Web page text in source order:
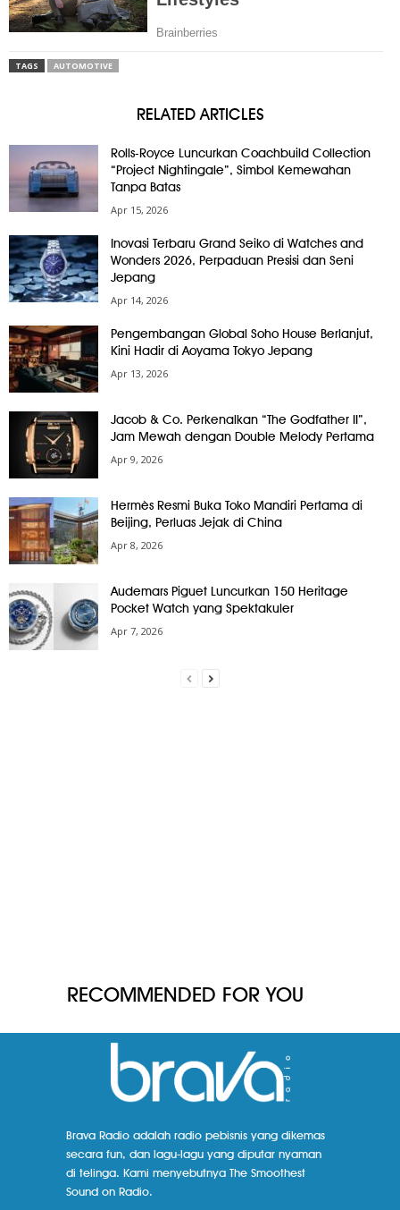
TAGS AUTOMOTIVE
RELATED ARTICLES
Rolls-Royce Luncurkan Coachbuild Collection
“Project Nightingale”, Simbol Kemewahan
Tanpa Batas
Apr 15, 2026
Inovasi Terbaru Grand Seiko di Watches and
Wonders 2026, Perpaduan Presisi dan Seni
Jepang
Apr 14, 2026
Pengembangan Global Soho House Berlanjut,
Kini Hadir di Aoyama Tokyo Jepang
Apr 13, 2026
Jacob & Co. Perkenalkan “The Godfather II”,
Jam Mewah dengan Double Melody Pertama
Apr 9, 2026
Hermès Resmi Buka Toko Mandiri Pertama di
Beijing, Perluas Jejak di China
Apr 8, 2026
Audemars Piguet Luncurkan 150 Heritage
Pocket Watch yang Spektakuler
Apr 7, 2026
RECOMMENDED FOR YOU
Brava Radio adalah radio pebisnis yang dikemas
secara fun, dan lagu-lagu yang diputar nyaman
di telinga. Kami menyebutnya The Smoothest
Sound on Radio.